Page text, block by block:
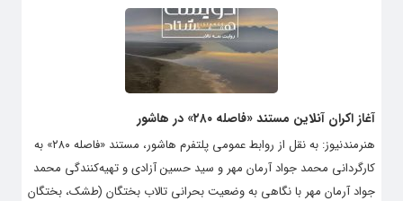
آغاز اکران آنلاین مستند «فاصله ۲۸۰» در هاشور
هنرمندنیوز: به نقل از روابط عمومی پلتفرم هاشور، مستند «فاصله ۲۸۰» به
کارگردانی محمد جواد آرمان مهر و سید حسین آزادی و تهیه‌کنندگی محمد
جواد آرمان مهر با نگاهی به وضعیت بحرانی تالاب بختگان (طشک، بختگان